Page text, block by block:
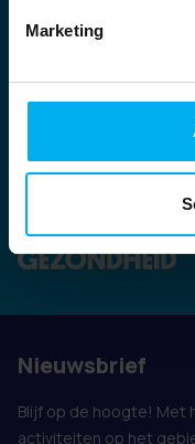
Marketing
Ook vertegenwoordigd
Nieuwsbrief
Blijf op de hoogte! Met
activiteiten op het